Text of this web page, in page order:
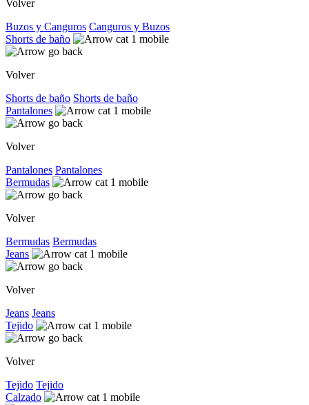
Volver
Buzos y Canguros Canguros y Buzos
Shorts de baño
Volver
Shorts de baño Shorts de baño
Pantalones
Volver
Pantalones Pantalones
Bermudas
Volver
Bermudas Bermudas
Jeans
Volver
Jeans Jeans
Tejido
Volver
Tejido Tejido
Calzado